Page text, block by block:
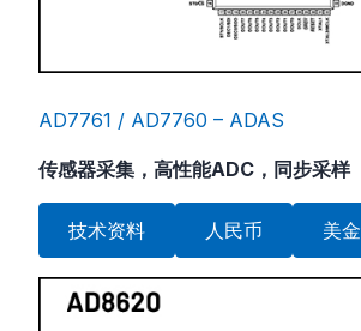
AD7761 / AD7760 – ADAS
传感器采集，高性能ADC，同步采样
技术资料 人民币 美金